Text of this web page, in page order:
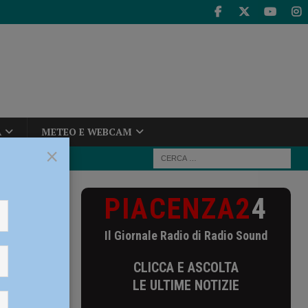
METEO E WEBCAM
i
PIACENZA24
Il Giornale Radio di Radio Sound
CLICCA E ASCOLTA
LE ULTIME NOTIZIE
×